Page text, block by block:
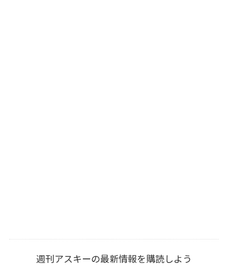
週刊アスキーの最新情報を購読しよう